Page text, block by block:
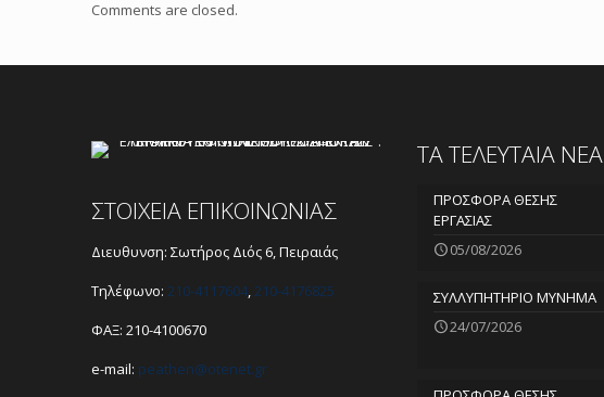
Comments are closed.
ΣΤΟΙΧΕΙΑ ΕΠΙΚΟΙΝΩΝΙΑΣ
Διευθυνση: Σωτήρος Διός 6, Πειραιάς
Τηλέφωνο: 210-4117604,210-4176825
ΦΑΞ: 210-4100670
e-mail: peathen@otenet.gr
ΤΑ ΤΕΛΕΥΤΑΙΑ ΝΕΑ
ΠΡΟΣΦΟΡΑ ΘΕΣΗΣ
ΕΡΓΑΣΙΑΣ
05/08/2026
ΣΥΛΛΥΠΗΤΗΡΙΟ ΜΥΝΗΜΑ
24/07/2026